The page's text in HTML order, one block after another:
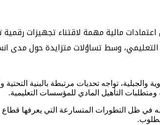
مالية مهمة لاقتناء تجهيزات رقمية
التعليمي، وسط تساؤلات متزايدة حول مدى
تواجه تحديات مرتبطة بالبنية
ومتطلبات التأهيل المادي للمؤسسات التعليمية.
في ظل التطورات المتسارعة التي يعرفها